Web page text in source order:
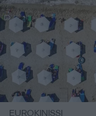
EUROKINISSI